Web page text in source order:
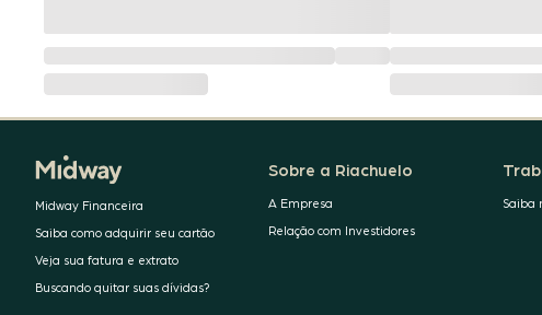
Midway Financeira
Saiba como adquirir seu cartão
Veja sua fatura e extrato
Buscando quitar suas dívidas?
Sobre a Riachuelo
A Empresa
Relação com Investidores
Saiba